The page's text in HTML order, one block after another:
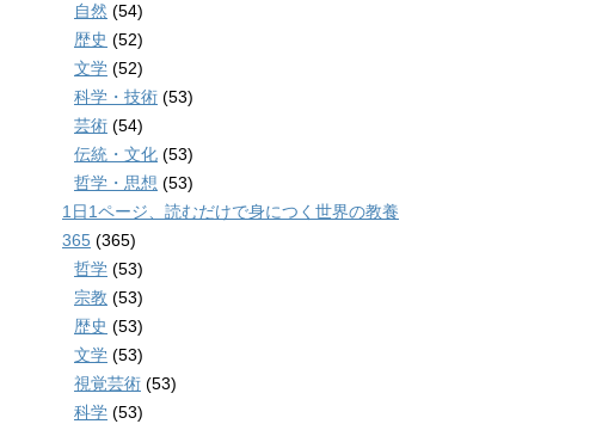
自然 (54)
歴史 (52)
文学 (52)
科学・技術 (53)
芸術 (54)
伝統・文化 (53)
哲学・思想 (53)
1日1ページ、読むだけで身につく世界の教養
365 (365)
哲学 (53)
宗教 (53)
歴史 (53)
文学 (53)
視覚芸術 (53)
科学 (53)